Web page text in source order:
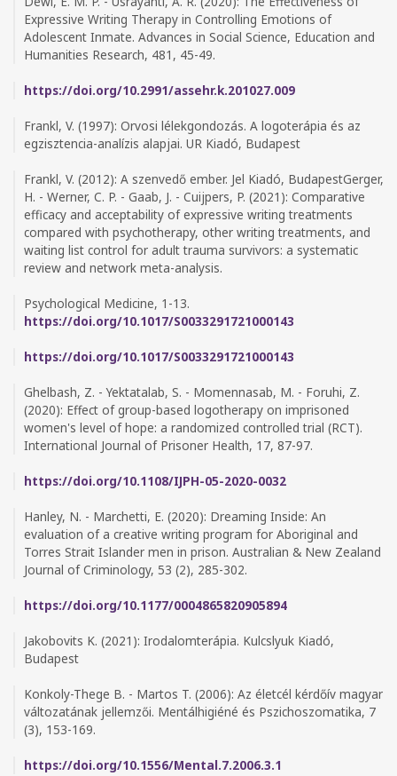
Expressive Writing Therapy in Controlling Emotions of
Adolescent Inmate. Advances in Social Science, Education and
Humanities Research, 481, 45-49.
https://doi.org/10.2991/assehr.k.201027.009
Frankl, V. (1997): Orvosi lélekgondozás. A logoterápia és az
egzisztencia-analízis alapjai. UR Kiadó, Budapest
Frankl, V. (2012): A szenvedő ember. Jel Kiadó, BudapestGerger,
H. - Werner, C. P. - Gaab, J. - Cuijpers, P. (2021): Comparative
efficacy and acceptability of expressive writing treatments
compared with psychotherapy, other writing treatments, and
waiting list control for adult trauma survivors: a systematic
review and network meta-analysis.
Psychological Medicine, 1-13.
https://doi.org/10.1017/S0033291721000143
https://doi.org/10.1017/S0033291721000143
Ghelbash, Z. - Yektatalab, S. - Momennasab, M. - Foruhi, Z.
(2020): Effect of group-based logotherapy on imprisoned
women's level of hope: a randomized controlled trial (RCT).
International Journal of Prisoner Health, 17, 87-97.
https://doi.org/10.1108/IJPH-05-2020-0032
Hanley, N. - Marchetti, E. (2020): Dreaming Inside: An
evaluation of a creative writing program for Aboriginal and
Torres Strait Islander men in prison. Australian & New Zealand
Journal of Criminology, 53 (2), 285-302.
https://doi.org/10.1177/0004865820905894
Jakobovits K. (2021): Irodalomterápia. Kulcslyuk Kiadó,
Budapest
Konkoly-Thege B. - Martos T. (2006): Az életcél kérdőív magyar
változatának jellemzői. Mentálhigiéné és Pszichoszomatika, 7
(3), 153-169.
https://doi.org/10.1556/Mental.7.2006.3.1